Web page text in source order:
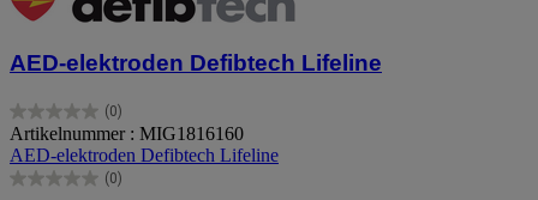
AED-elektroden Defibtech Lifeline
(0)
0.0
van
de
5
Artikelnummer : MIG1816160
AED-elektroden Defibtech Lifeline
(0)
0.0